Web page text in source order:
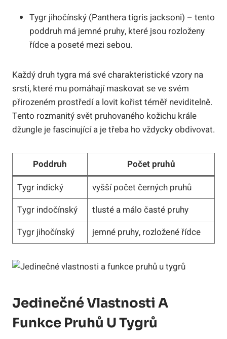
Tygr jihočínský (Panthera tigris jacksoni) – tento
poddruh má jemné pruhy, které jsou rozloženy
řídce a poseté mezi sebou.
Každý druh tygra má své charakteristické vzory na
srsti, které mu pomáhají maskovat se ve svém
přirozeném prostředí a lovit kořist téměř neviditelně.
Tento rozmanitý svět pruhovaného kožichu krále
džungle je fascinující a je třeba ho vždycky obdivovat.
Poddruh
Počet pruhů
Tygr indický
vyšší počet černých pruhů
Tygr indočínský
tlusté a málo časté pruhy
Tygr jihočínský
jemné pruhy, rozložené řídce
Jedinečné Vlastnosti A
Funkce Pruhů U Tygrů